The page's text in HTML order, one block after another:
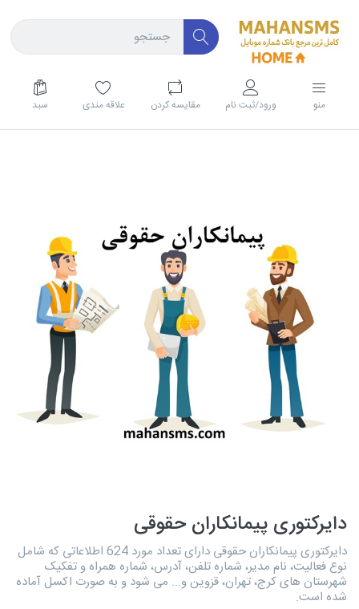
منو ورود/ثبت نام مقايسه كردن علاقه مندی سبد
دایرکتوری پیمانکاران حقوقی
دایرکتوری پیمانکاران حقوقی دارای تعداد مورد 624 اطلاعاتی که شامل
نوع فعالیت، نام مدیر، شماره تلفن، آدرس، شماره همراه و تفکیک
شهرستان های کرج، تهران، قزوین و... می شود و به صورت اکسل آماده
شده است.